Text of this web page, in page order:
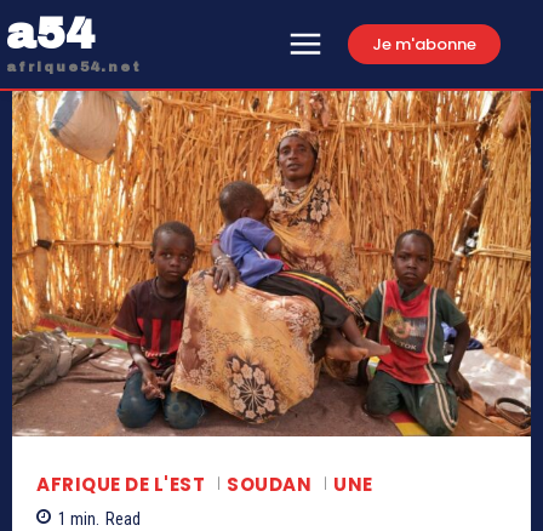
a54
afrique54.net
Je m'abonne
AFRIQUE DE L'EST SOUDAN UNE
1 min. Read